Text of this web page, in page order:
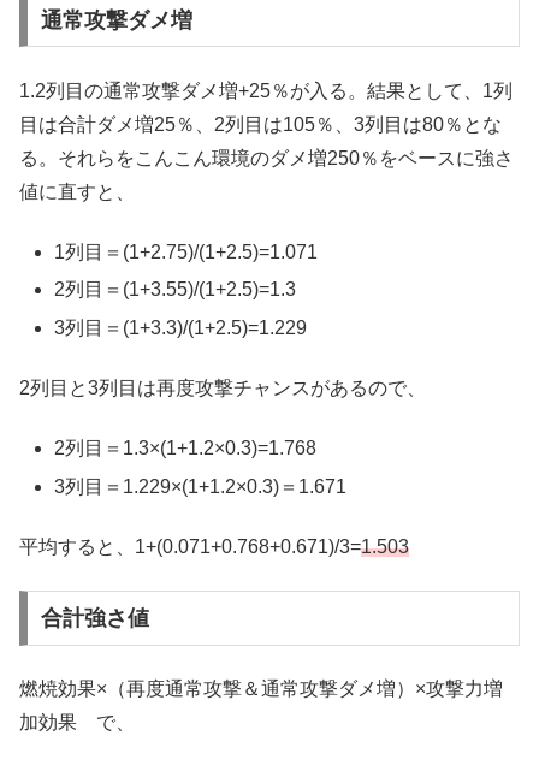
通常攻撃ダメ増
1.2列目の通常攻撃ダメ増+25％が入る。結果として、1列
目は合計ダメ増25％、2列目は105％、3列目は80％とな
る。それらをこんこん環境のダメ増250％をベースに強さ
値に直すと、
1列目＝(1+2.75)/(1+2.5)=1.071
2列目＝(1+3.55)/(1+2.5)=1.3
3列目＝(1+3.3)/(1+2.5)=1.229
2列目と3列目は再度攻撃チャンスがあるので、
2列目＝1.3×(1+1.2×0.3)=1.768
3列目＝1.229×(1+1.2×0.3)＝1.671
平均すると、1+(0.071+0.768+0.671)/3=1.503
合計強さ値
燃焼効果×（再度通常攻撃＆通常攻撃ダメ増）×攻撃力増
加効果 で、